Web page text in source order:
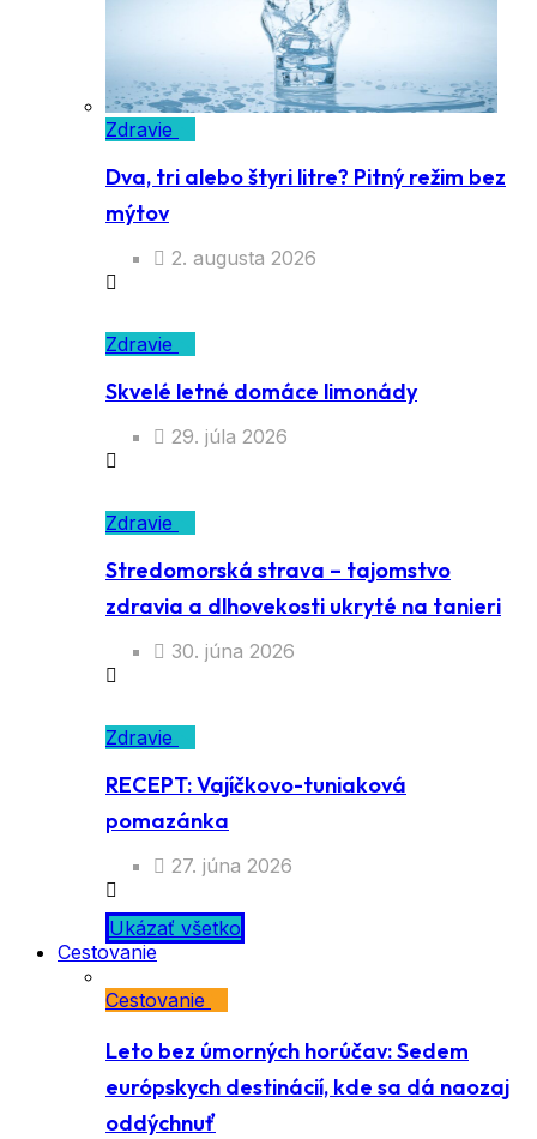
Zdravie
Dva, tri alebo štyri litre? Pitný režim bez
mýtov
2. augusta 2026
Zdravie
Skvelé letné domáce limonády
29. júla 2026
Zdravie
Stredomorská strava – tajomstvo
zdravia a dlhovekosti ukryté na tanieri
30. júna 2026
Zdravie
RECEPT: Vajíčkovo-tuniaková
pomazánka
27. júna 2026
Ukázať všetko
Cestovanie
Cestovanie
Leto bez úmorných horúčav: Sedem
európskych destinácií, kde sa dá naozaj
oddýchnuť